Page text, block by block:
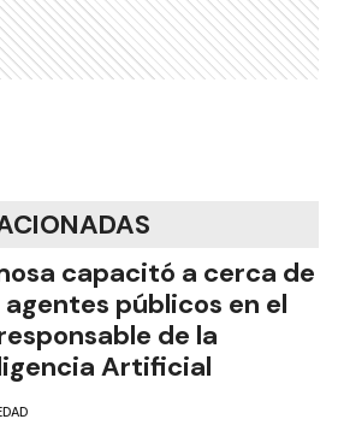
capacitó a cerca de
públicos en el
de la
Artificial